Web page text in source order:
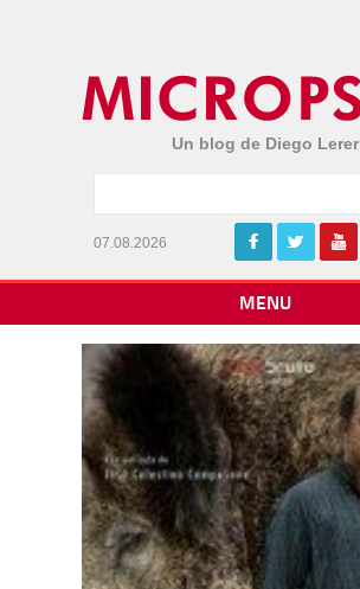
Un blog de Diego Lerer
07.08.2026
MENU